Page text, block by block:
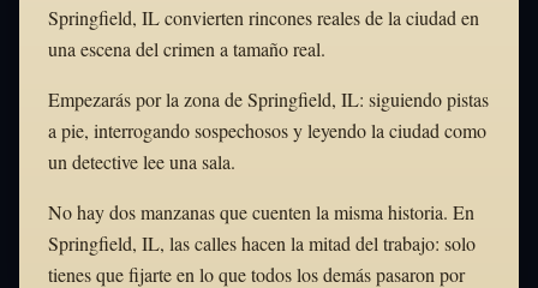
Springfield, IL convierten rincones reales de la ciudad en
una escena del crimen a tamaño real.
Empezarás por la zona de Springfield, IL: siguiendo pistas
a pie, interrogando sospechosos y leyendo la ciudad como
un detective lee una sala.
No hay dos manzanas que cuenten la misma historia. En
Springfield, IL, las calles hacen la mitad del trabajo: solo
tienes que fijarte en lo que todos los demás pasaron por